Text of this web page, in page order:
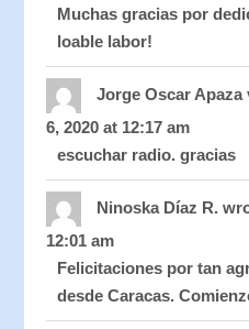
Muchas gracias por
loable labor!
Jorge Oscar
6, 2020 at 12:17 am
escuchar radio. gracias
Ninoska Díaz R.
12:01 am
Felicitaciones por tan
desde Caracas.